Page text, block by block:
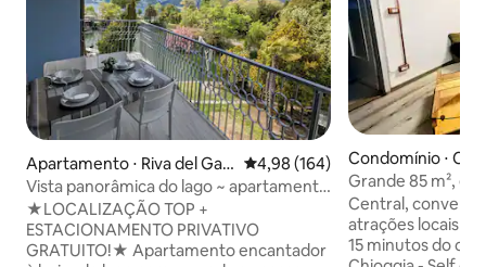
Apartamento ⋅ Riva del Gar
da
4,98 de uma avaliação média de
4,98 (164)
Vista panorâmica do lago ~ apartamento
na praia com estacionamento
★LOCALIZAÇÃO TOP +
ESTACIONAMENTO PRIVATIVO
GRATUITO!★ Apartamento encantador
Condomínio ⋅
Grande 85 m²,
mar e a lagoa
Central,
atrações locais -
15 minutos do